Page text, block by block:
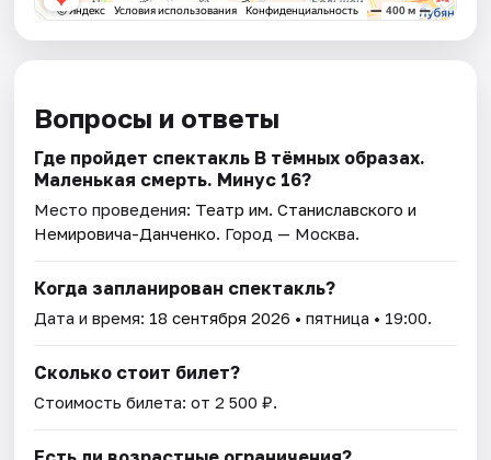
Вопросы и ответы
Где пройдет спектакль В тёмных образах.
Маленькая смерть. Минус 16?
Место проведения: Театр им. Станиславского и
Немировича­-Данченко. Город — Москва.
Когда запланирован спектакль?
Дата и время: 18 сентября 2026 • пятница • 19:00.
Сколько стоит билет?
Стоимость билета: от 2 500 ₽.